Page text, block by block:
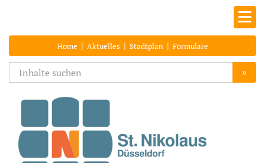
Home | Aktuelles | Stadtplan | Formulare
»